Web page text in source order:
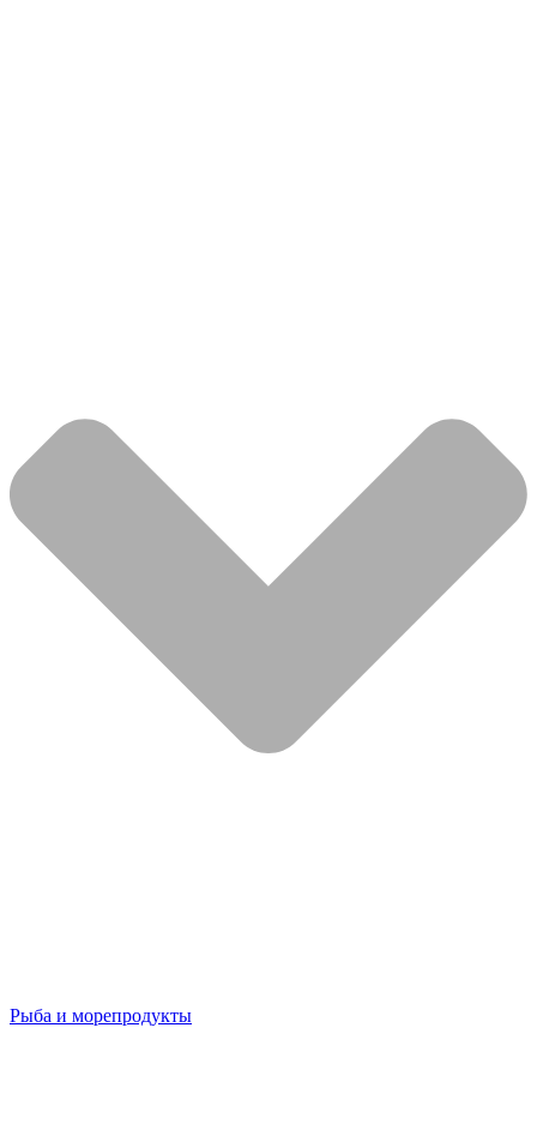
Рыба и морепродукты